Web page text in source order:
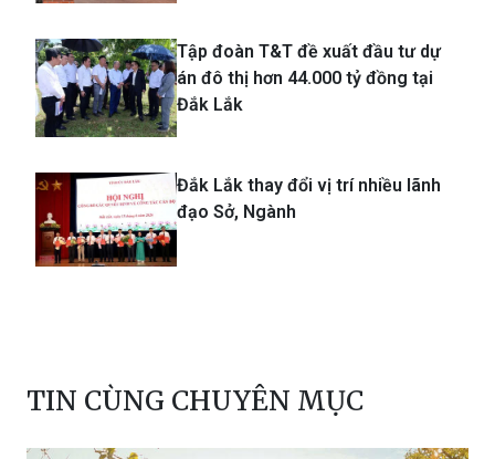
Tập đoàn T&T đề xuất đầu tư dự
án đô thị hơn 44.000 tỷ đồng tại
Đắk Lắk
Đắk Lắk thay đổi vị trí nhiều lãnh
đạo Sở, Ngành
TIN CÙNG CHUYÊN MỤC